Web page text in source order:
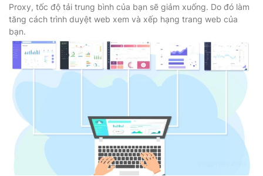
Proxy, tốc độ tải trung bình của bạn sẽ giảm xuống. Do đó làm
tăng cách trình duyệt web xem và xếp hạng trang web của
bạn.